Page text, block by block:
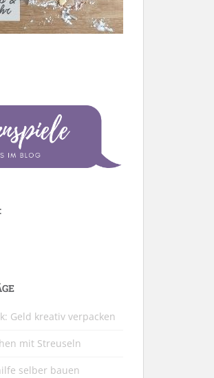
Geld kreativ verpacken
mit Streuseln
selber bauen